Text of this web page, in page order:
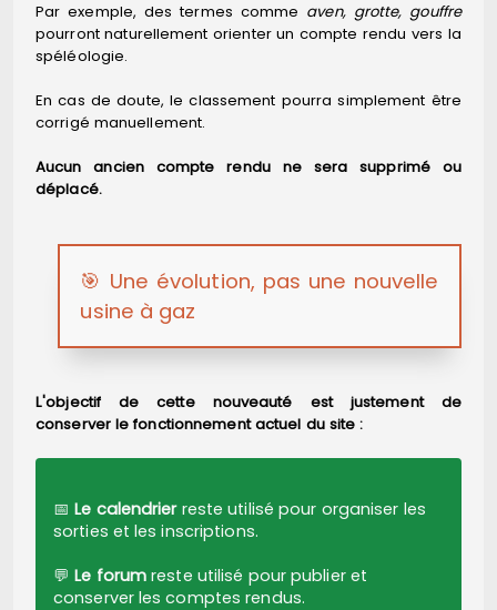
Par exemple, des termes comme aven, grotte, gouffre
pourront naturellement orienter un compte rendu vers la
spéléologie.
En cas de doute, le classement pourra simplement être
corrigé manuellement.
Aucun ancien compte rendu ne sera supprimé ou
déplacé.
🎯 Une évolution, pas une nouvelle
usine à gaz
L'objectif de cette nouveauté est justement de
conserver le fonctionnement actuel du site :
📅Le calendrierreste utilisé pour organiser les
sorties et les inscriptions.
💬Le forum reste utilisé pour publier et
conserver les comptes rendus.